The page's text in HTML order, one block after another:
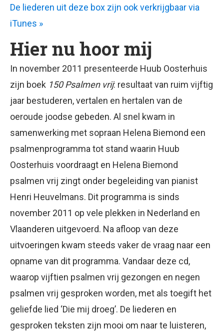
De liederen uit deze box zijn ook verkrijgbaar via
iTunes »
Hier nu hoor mij
In november 2011 presenteerde Huub Oosterhuis
zijn boek 150 Psalmen vrij: resultaat van ruim vijftig
jaar bestuderen, vertalen en hertalen van de
oeroude joodse gebeden. Al snel kwam in
samenwerking met sopraan Helena Biemond een
psalmenprogramma tot stand waarin Huub
Oosterhuis voordraagt en Helena Biemond
psalmen vrij zingt onder begeleiding van pianist
Henri Heuvelmans. Dit programma is sinds
november 2011 op vele plekken in Nederland en
Vlaanderen uitgevoerd. Na afloop van deze
uitvoeringen kwam steeds vaker de vraag naar een
opname van dit programma. Vandaar deze cd,
waarop vijftien psalmen vrij gezongen en negen
psalmen vrij gesproken worden, met als toegift het
geliefde lied ‘Die mij droeg’. De liederen en
gesproken teksten zijn mooi om naar te luisteren,